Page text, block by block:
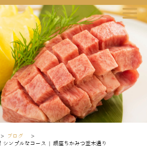
> ブログ
>
シンプルなコース | 銀座ちかみつ並木通り